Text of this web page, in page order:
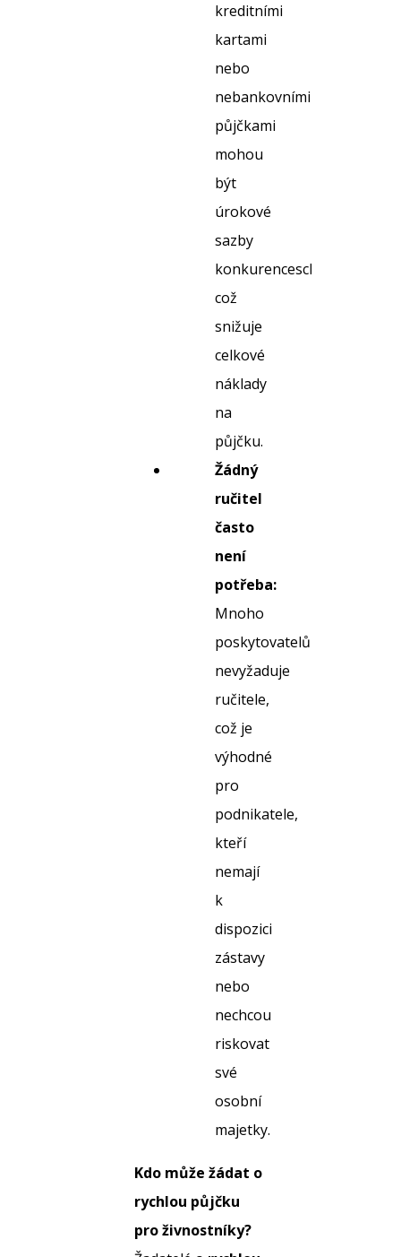
kreditními
kartami
nebo
nebankovními
půjčkami
mohou
být
úrokové
sazby
konkurenceschopnější,
což
snižuje
celkové
náklady
na
půjčku.
Žádný
ručitel
často
není
potřeba:
Mnoho
poskytovatelů
nevyžaduje
ručitele,
což je
výhodné
pro
podnikatele,
kteří
nemají
k
dispozici
zástavy
nebo
nechcou
riskovat
své
osobní
majetky.
Kdo může žádat o
rychlou půjčku
pro živnostníky?